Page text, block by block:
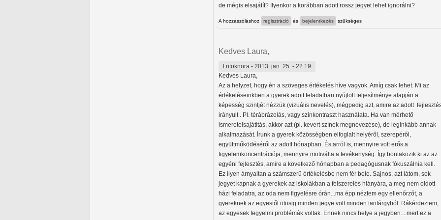
de mégis elsajátít? Ilyenkor a korábban adott rossz jegyet lehet ignorálni?
A hozzászóláshoz regisztráció és bejelentkezés szükséges
Kedves Laura,
l.ritoknora - 2013. jan. 25. - 22:19
Kedves Laura,
Az a helyzet, hogy én a szöveges értékelés híve vagyok. Amíg csak lehet. Mi az
értékeléseinkben a gyerek adott feladatban nyújtott teljesítménye alapján a
képesség szintjét nézzük (vizuális nevelés), mégpedig azt, amire az adott
irányult . Pl. térábrázolás, vagy színkontraszt használata. Ha van mérhető
ismeretelsajátítás, akkor azt (pl. kevert színek megnevezése), de leginkább annak
alkalmazását. Írunk a gyerek közösségben elfoglalt helyéről, szerepéről,
együttműködéséről az adott hónapban. És arról is, mennyire volt erős a
figyelemkoncentrációja, mennyire motiválta a tevékenység. Így bontakozik ki az az
egyéni fejlesztés, amire a következő hónapban a pedagógusnak fókuszálnia kell.
Ez ilyen árnyaltan a számszerű értékelésbe nem fér bele. Sajnos, azt látom, sok
jegyet kapnak a gyerekek az iskolákban a felszerelés hiányára, a meg nem oldott
házi feladatra, az oda nem figyelésre órán...ma épp néztem egy ellenőrzőt, a
gyereknek az egyestől ötösig minden jegye volt minden tantárgyból. Rákérdeztem,
az egyesek fegyelmi problémák voltak. Ennek nincs helye a jegyben....mert ez a